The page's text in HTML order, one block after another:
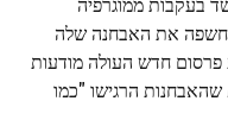
לפני שחשפה את האבחנה שלה
כחלק ממסע פרסום חדש העולה מודעות
שהאבחנות הרגישו "כמו